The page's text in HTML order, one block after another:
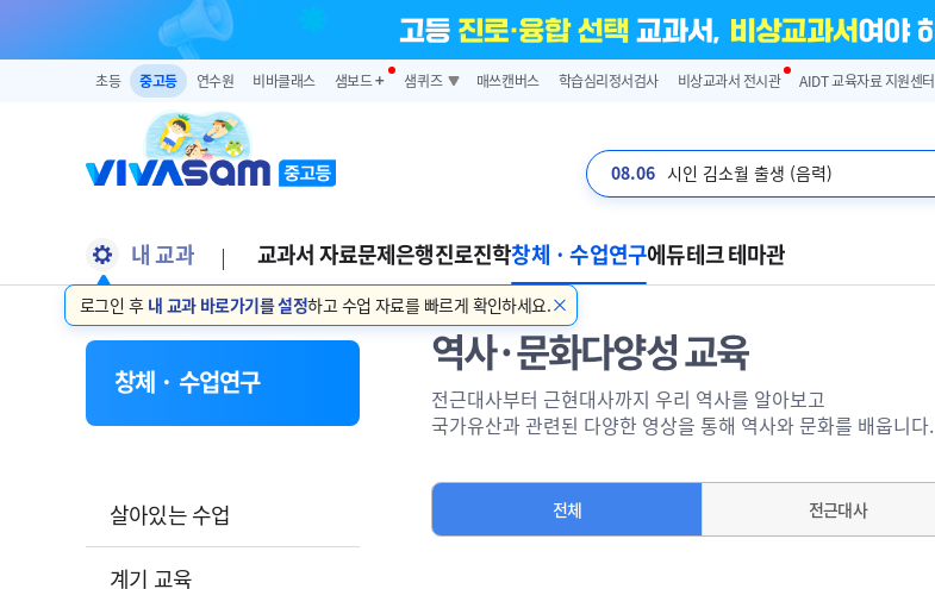
초등 중고등 연수원 비바클래스 샘보드 ➕ 샘퀴즈 매쓰캔버스 학습심리정서검사 비상교과서 전시관 AIDT 교육자료 지원센터
08.06 시인 김소월 출생 (음력)
로그인 후 내 교과 바로가기를 설정하고 수업 자료를 빠르게 확인하세요.
내 교과 교과서 자료문제은행진로진학창체 · 수업연구에듀테크 테마관
창체 · 수업연구
살아있는 수업
계기 교육
역사·문화다양성 교육
전근대사부터 근현대사까지 우리 역사를 알아보고
국가유산과 관련된 다양한 영상을 통해 역사와 문화를 배웁니다.
전체 전근대사